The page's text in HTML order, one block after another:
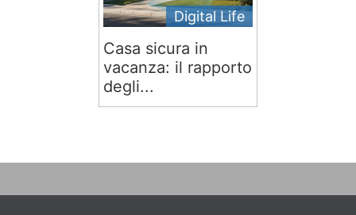
Digital Life
Casa sicura in
vacanza: il rapporto
degli...